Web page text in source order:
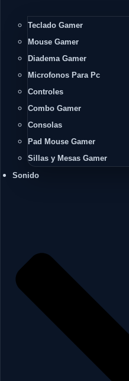
Teclado Gamer
Mouse Gamer
Diadema Gamer
Microfonos Para Pc
Controles
Combo Gamer
Consolas
Pad Mouse Gamer
Sillas y Mesas Gamer
Sonido